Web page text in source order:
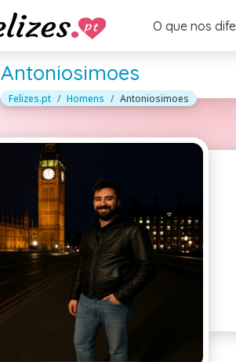
O que nos
Antoniosimoes
Felizes.pt Homens Antoniosimoes